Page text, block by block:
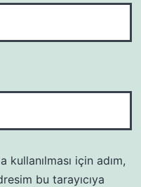
kullanılması için adım,
bu tarayıcıya